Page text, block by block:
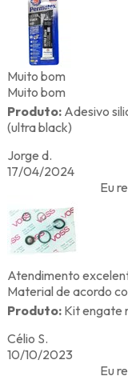
Muito bom
Muito bom
Produto:Adesivo
(ultra black)
Jorge d.
17/04/2024
Eu
Atendimento
Material de acordo
Produto:Kit engate
Célio S.
10/10/2023
Eu